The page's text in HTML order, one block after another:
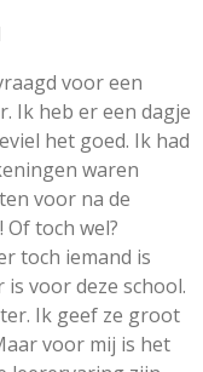
voor een
Ik heb er een dagje
het goed. Ik had
waren
voor na de
toch wel?
toch iemand is
voor deze school.
Ik geef ze groot
voor mij is het